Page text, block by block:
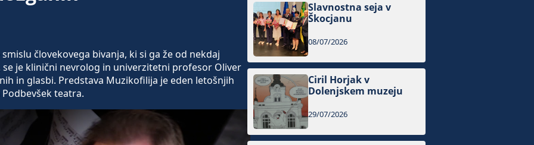
človekovega bivanja, ki si ga že od nekdaj
je klinični nevrolog in univerzitetni profesor Oliver
in glasbi. Predstava Muzikofilija je eden letošnjih
teatra.
Slavnostna seja v
Škocjanu
08/07/2026
Ciril Horjak v
Dolenjskem muzeju
29/07/2026